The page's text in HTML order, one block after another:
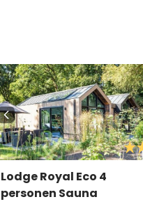
Lodge Royal Eco 4
personen Sauna